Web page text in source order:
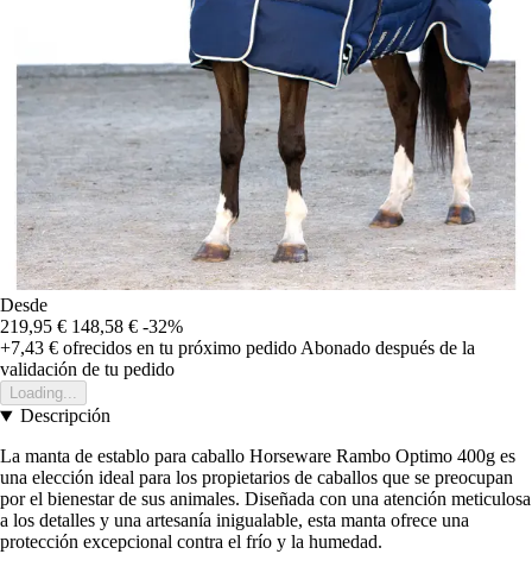
Desde
219,95 € 148,58 € -32%
+7,43 € ofrecidos en tu próximo pedidoAbonado después de la
validación de tu pedido
Loading...
Descripción
La manta de establo para caballo Horseware Rambo Optimo 400g es
una elección ideal para los propietarios de caballos que se preocupan
por el bienestar de sus animales. Diseñada con una atención meticulosa
a los detalles y una artesanía inigualable, esta manta ofrece una
protección excepcional contra el frío y la humedad.